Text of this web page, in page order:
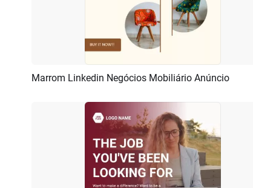
Pré-visualizar Criar IA
Marrom Linkedin Negócios Mobiliário Anúncio